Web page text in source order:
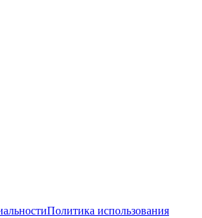
Политика использования